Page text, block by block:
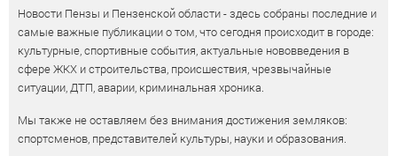
Новости Пензы и Пензенской области - здесь собраны последние и
самые важные публикации о том, что сегодня происходит в городе:
культурные, спортивные события, актуальные нововведения в
сфере ЖКХ и строительства, происшествия, чрезвычайные
ситуации, ДТП, аварии, криминальная хроника.
Мы также не оставляем без внимания достижения земляков:
спортсменов, представителей культуры, науки и образования.